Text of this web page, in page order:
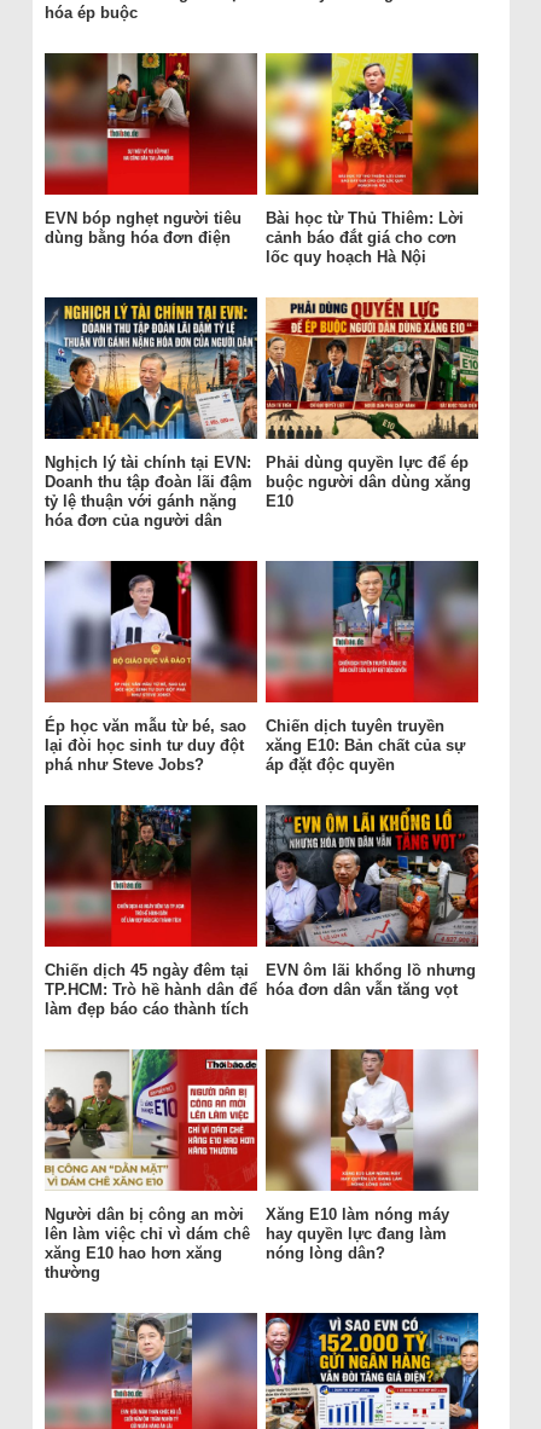
hóa ép buộc
EVN bóp nghẹt người tiêu
dùng bằng hóa đơn điện
Bài học từ Thủ Thiêm: Lời
cảnh báo đắt giá cho cơn
lốc quy hoạch Hà Nội
Nghịch lý tài chính tại EVN:
Doanh thu tập đoàn lãi đậm
tỷ lệ thuận với gánh nặng
hóa đơn của người dân
Phải dùng quyền lực để ép
buộc người dân dùng xăng
E10
Ép học văn mẫu từ bé, sao
lại đòi học sinh tư duy đột
phá như Steve Jobs?
Chiến dịch tuyên truyền
xăng E10: Bản chất của sự
áp đặt độc quyền
Chiến dịch 45 ngày đêm tại
TP.HCM: Trò hề hành dân để
làm đẹp báo cáo thành tích
EVN ôm lãi khổng lồ nhưng
hóa đơn dân vẫn tăng vọt
Người dân bị công an mời
lên làm việc chỉ vì dám chê
xăng E10 hao hơn xăng
thường
Xăng E10 làm nóng máy
hay quyền lực đang làm
nóng lòng dân?